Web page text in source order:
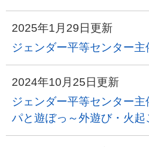
2025年1月29日更新
ジェンダー平等センター主
2024年10月25日更新
ジェンダー平等センター
パと遊ぼっ～外遊び・火起